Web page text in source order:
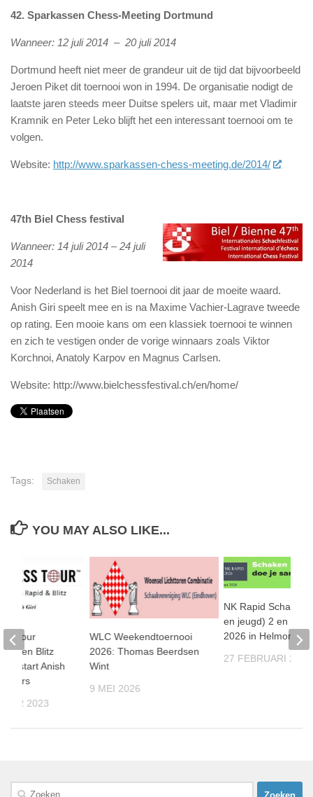
42. Sparkassen Chess-Meeting Dortmund
Wanneer: 12 juli 2014 – 20 juli 2014
Dortmund heeft niet meer de grandeur uit de tijd dat bijvoorbeeld
Jeroen Piket dit toernooi won in 1994. De organisatie nodigt de
laatste jaren steeds meer Duitse spelers uit, maar met Vladimir
Kramnik en Peter Leko blijft het een interessant toernooi om te
volgen.
Website: http://www.sparkassen-chess-meeting.de/2014/
47th Biel Chess festival
Wanneer: 14 juli 2014 – 24 juli
2014
Voor Nederland is het Biel toernooi dit jaar de moeite waard.
Anish Giri speelt mee en is na Maxime Vachier-Lagrave tweede
op rating. Een mooie kans om een klassiek toernooi te winnen
en zich te vestigen onder de vorige winnaars zoals Viktor
Korchnoi, Anatoly Karpov en Magnus Carlsen.
Website: http://www.bielchessfestival.ch/en/home/
Tags: Schaken
YOU MAY ALSO LIKE...
WLC Weekendtoernooi
2026: Thomas Beerdsen
Wint
9 MEI 2026
NK Rapid Schaken
en jeugd) 2 en 3
2026 in Helmond
27 FEBRUARI 2026
Tour
en Blitz
start Anish
2023
Zoeken